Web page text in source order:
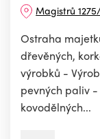
Magistrů
Ostraha
dřevěných,
výrobků -
pevných paliv
kovodělných...